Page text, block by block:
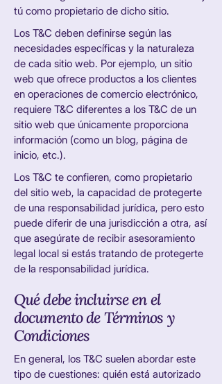
tú como propietario de dicho sitio.
Los T&C deben definirse según las
necesidades específicas y la naturaleza
de cada sitio web. Por ejemplo, un sitio
web que ofrece productos a los clientes
en operaciones de comercio electrónico,
requiere T&C diferentes a los T&C de un
sitio web que únicamente proporciona
información (como un blog, página de
inicio, etc.).
Los T&C te confieren, como propietario
del sitio web, la capacidad de protegerte
de una responsabilidad jurídica, pero esto
puede diferir de una jurisdicción a otra, así
que asegúrate de recibir asesoramiento
legal local si estás tratando de protegerte
de la responsabilidad jurídica.
Qué debe incluirse en el
documento de Términos y
Condiciones
En general, los T&C suelen abordar este
tipo de cuestiones: quién está autorizado